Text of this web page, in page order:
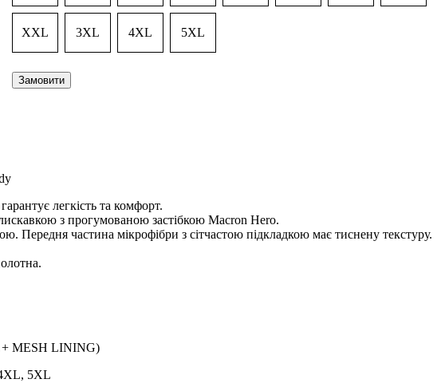
XXL 3XL 4XL 5XL
Замовити
легкість та комфорт.
з прогумованою застібкою Macron Hero.
Передня частина мікрофібри з сітчастою підкладкою має тиснену текстуру.
+ MESH LINING)
5XL